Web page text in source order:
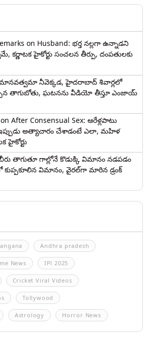
on Husband: భర్త న‌ల్ల‌గా ఉన్నాడ‌ని
కర్ణాటక హైకోర్టు సంచలన తీర్పు, దంపతులకు
మానవత్వమా నీవెక్కడ, హైదరాబాద్ శివార్లలో
తాగుబోతు, ఘటనను వీడియో తీస్తూ ఎంజాయ్
After Consensual Sex: ఆరేళ్లపాటు
అత్యాచారం చేశాడంటే ఎలా, మహిళ
హైకోర్టు
బీరు తాగుతూ గాల్లోనే కొడుక్కి విమానం నడపడం
కుప్పకూలిన విమానం, వైరల్‌గా మారిన డ్రంక్‌
Andhra pradesh
News IPl 2025
Cricket Viral Videos
Tollywood
Astrology Horror News